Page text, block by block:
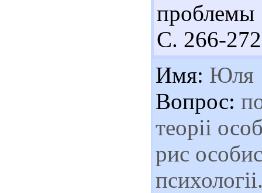
С. 266-
Имя: Юля
Вопрос:
теоріі
рис